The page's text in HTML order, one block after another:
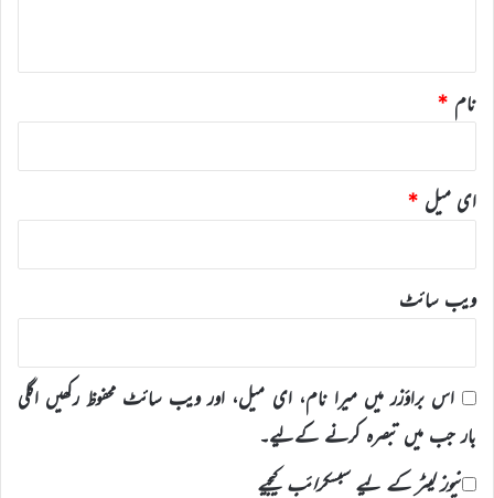
نام *
ای میل *
ویب‌ سائٹ
اس براؤزر میں میرا نام، ای میل، اور ویب سائٹ محفوظ رکھیں اگلی
بار جب میں تبصرہ کرنے کےلیے۔
نیوز لیٹر کے لیے سبسکرائب کیجیے